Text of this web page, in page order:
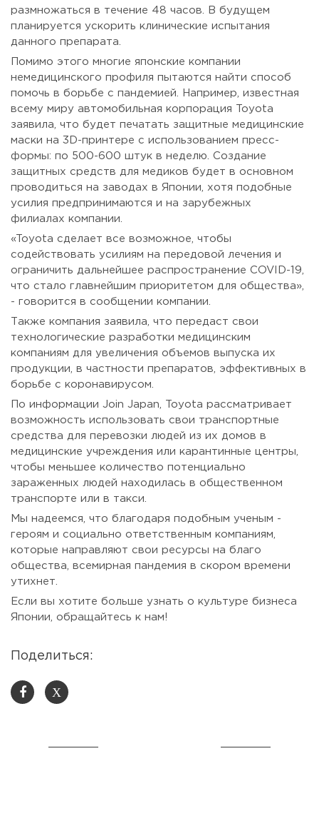
размножаться в течение 48 часов. В будущем
планируется ускорить клинические испытания
данного препарата.
Помимо этого многие японские компании
немедицинского профиля пытаются найти способ
помочь в борьбе с пандемией. Например, известная
всему миру автомобильная корпорация Toyota
заявила, что будет печатать защитные медицинские
маски на 3D-принтере с использованием пресс-
формы: по 500-600 штук в неделю. Создание
защитных средств для медиков будет в основном
проводиться на заводах в Японии, хотя подобные
усилия предпринимаются и на зарубежных
филиалах компании.
«Toyota сделает все возможное, чтобы
содействовать усилиям на передовой лечения и
ограничить дальнейшее распространение COVID-19,
что стало главнейшим приоритетом для общества»,
- говорится в сообщении компании.
Также компания заявила, что передаст свои
технологические разработки медицинским
компаниям для увеличения объемов выпуска их
продукции, в частности препаратов, эффективных в
борьбе с коронавирусом.
По информации Join Japan, Toyota рассматривает
возможность использовать свои транспортные
средства для перевозки людей из их домов в
медицинские учреждения или карантинные центры,
чтобы меньшее количество потенциально
зараженных людей находилась в общественном
транспорте или в такси.
Мы надеемся, что благодаря подобным ученым -
героям и социально ответственным компаниям,
которые направляют свои ресурсы на благо
общества, всемирная пандемия в скором времени
утихнет.
Если вы хотите больше узнать о культуре бизнеса
Японии, обращайтесь к нам!
Поделиться:
X